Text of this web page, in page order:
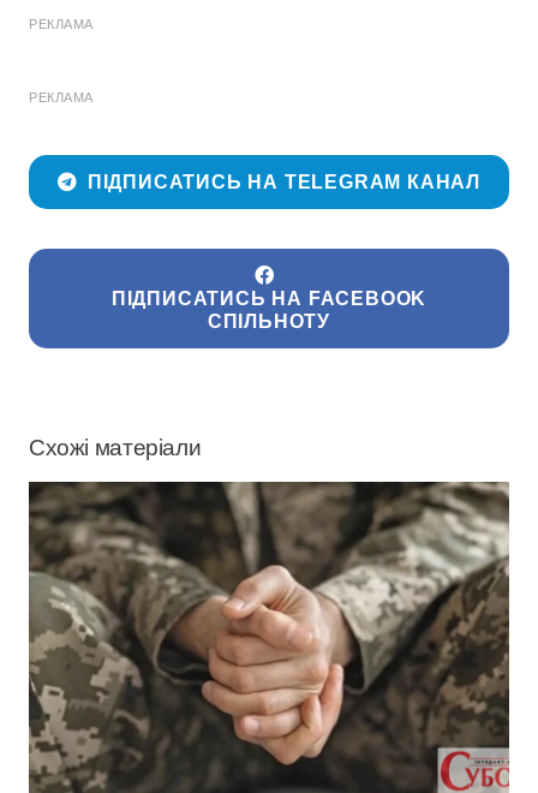
РЕКЛАМА
РЕКЛАМА
ПІДПИСАТИСЬ НА TELEGRAM КАНАЛ
ПІДПИСАТИСЬ НА FACEBOOK
СПІЛЬНОТУ
Схожі матеріали